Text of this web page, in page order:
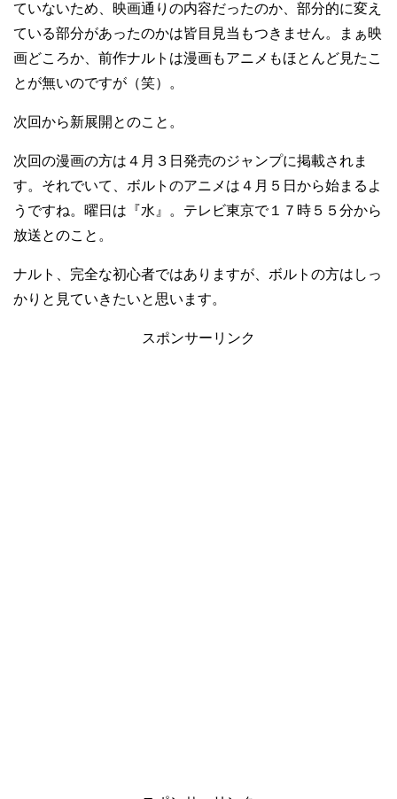
ていないため、映画通りの内容だったのか、部分的に変え
ている部分があったのかは皆目見当もつきません。まぁ映
画どころか、前作ナルトは漫画もアニメもほとんど見たこ
とが無いのですが（笑）。
次回から新展開とのこと。
次回の漫画の方は４月３日発売のジャンプに掲載されま
す。それでいて、ボルトのアニメは４月５日から始まるよ
うですね。曜日は『水』。テレビ東京で１７時５５分から
放送とのこと。
ナルト、完全な初心者ではありますが、ボルトの方はしっ
かりと見ていきたいと思います。
スポンサーリンク